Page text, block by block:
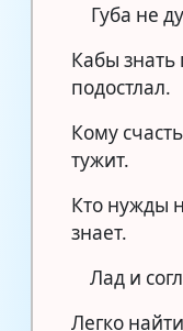
Губа не
Кабы знать
подостлал.
Кому
тужит.
Кто нужды
знает.
Лад и
Легко